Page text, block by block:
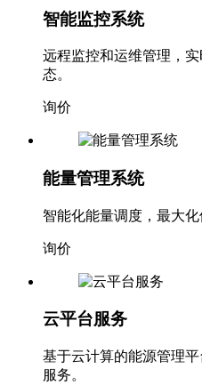
智能监控系统
远程监控和运维管理，
态。
询价
能量管理系统
智能化能量调度，最大
询价
云平台服务
基于云计算的能源管理
服务。